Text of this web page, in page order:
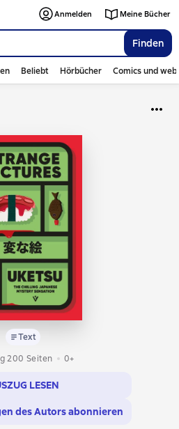
Finden
Anmelden Meine Bücher
Beliebt Hörbücher Comics und
Text
200 Seiten
0+
LESEN
des Autors abonnieren